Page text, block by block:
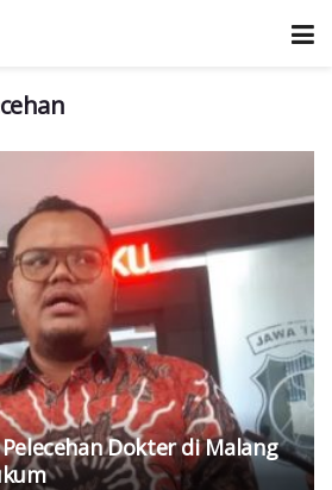
Dokter di Malang